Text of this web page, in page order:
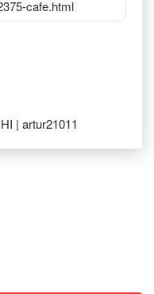
cafe.html
| artur21011